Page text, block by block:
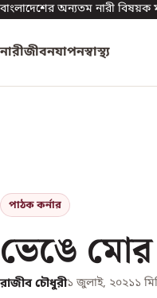
বাংলাদেশের অন্যতম নারী বিষয়ক
নারীজীবনযাপনস্বাস্থ্য
পাঠক কর্নার
ভেঙে মোর
রাজীব চৌধুরী১ জুলাই, ২০২১১